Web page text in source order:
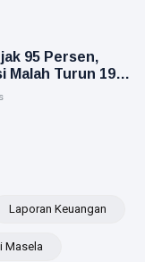
95 Persen,
Malah Turun 19
Laporan Keuangan
Masela